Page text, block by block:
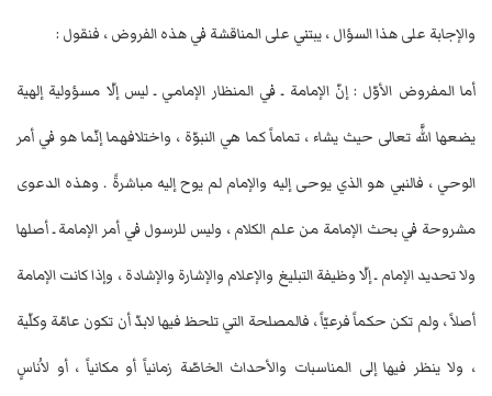
والإجابة على هذا السؤال ، يبتني على المناقشة في هذه الفروض ، فنقول :
أما المفروض الأوّل : إنّ الإمامة ـ في المنظار الإمامي ـ ليس إلّا مسؤولية إلهية
يضعها اللَّه تعالى حيث يشاء ، تماماً كما هي النبوّة ، واختلافهما إنّما هو في أمر
الوحي ، فالنبي هو الذي يوحى إليه والإمام لم يوح إليه مباشرةً . وهذه الدعوى
مشروحة في بحث الإمامة من علم الكلام ، وليس للرسول في أمر الإمامة ـ أصلها
ولا تحديد الإمام ـ إلّا وظيفة التبليغ والإعلام والإشارة والإشادة ، وإذا كانت الإمامة
أصلاً ، ولم تكن حكماً فرعيّاً ، فالمصلحة التي تلحظ فيها لابدّ أن تكون عامّة وكلّية
، ولا ينظر فيها إلى المناسبات والأحداث الخاصّة زمانياً أو مكانياً ، أو لاُناسٍ